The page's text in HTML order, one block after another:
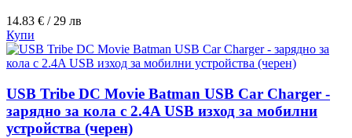
14.83 € / 29 лв
Купи
USB Tribe DC Movie Batman USB Car Charger -
зарядно за кола с 2.4A USB изход за мобилни
устройства (черен)